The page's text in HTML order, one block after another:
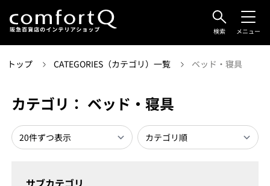
検索 メニュー
トップ CATEGORIES（カテゴリ）一覧 ベッド・寝具
カテゴリ： ベッド・寝具
サブカテゴリ